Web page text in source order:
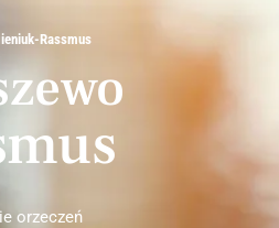
Rassmus
orzeczeń